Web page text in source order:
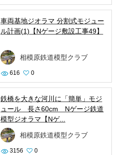
車両基地ジオラマ 分割式モジュー
ル計画(1)【Nゲージ敷設工事49】
相模原鉄道模型クラブ
616 0
鉄橋を大きな河川に「簡単」モジ
ュール 長さ60cm Nゲージ鉄道
模型ジオラマ【Nゲ...
相模原鉄道模型クラブ
3156 0